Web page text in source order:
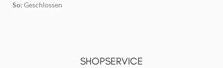
So: Geschlossen
SHOPSERVICE